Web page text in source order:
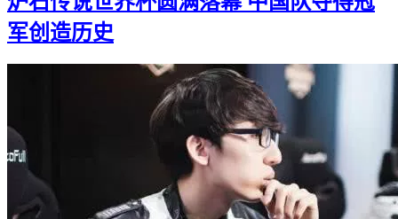
军创造历史